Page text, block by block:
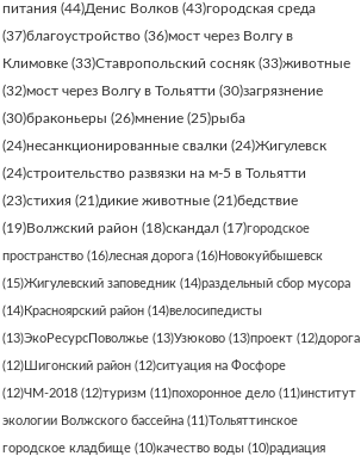
питания (44)Денис Волков (43)городская среда
(37)благоустройство (36)мост через Волгу в
Климовке (33)Ставропольский сосняк (33)животные
(32)мост через Волгу в Тольятти (30)загрязнение
(30)браконьеры (26)мнение (25)рыба
(24)несанкционированные свалки (24)Жигулевск
(24)строительство развязки на м-5 в Тольятти
(23)стихия (21)дикие животные (21)бедствие
(19)Волжский район (18)скандал (17)городское
пространство (16)лесная дорога (16)Новокуйбышевск
(15)Жигулевский заповедник (14)раздельный сбор мусора
(14)Красноярский район (14)велосипедисты
(13)ЭкоРесурсПоволжье (13)Узюково (13)проект (12)дорога
(12) Шигонский район (12)ситуация на Фосфоре
(12)ЧМ-2018 (12)туризм (11)похоронное дело (11)институт
экологии Волжского бассейна (11)Тольяттинское
городское кладбище (10)качество воды (10)радиация